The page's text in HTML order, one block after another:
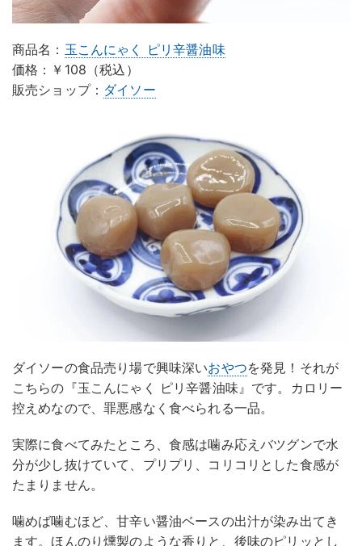
商品名： 玉こんにゃく ピリ辛醤油味
価格：￥108（税込）
販売ショップ： ダイソー
ダイソーの食品売り場で興味深いおやつを発見！それが
こちらの『玉こんにゃく ピリ辛醤油味』です。カロリー
控えめなので、罪悪感なく食べられる一品。
実際に食べてみたところ、食感は噛み応えバツグンで水
分が少し抜けていて、プリプリ、コリコリとした食感が
たまりません。
噛めば噛むほど、甘辛い醤油ベースの出汁が染み出てき
ます。ほんのり燻製のような香りと、後味のピリッとし